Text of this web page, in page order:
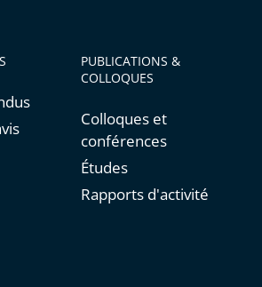
PUBLICATIONS &
COLLOQUES
Colloques et
conférences
Études
Rapports d'activité